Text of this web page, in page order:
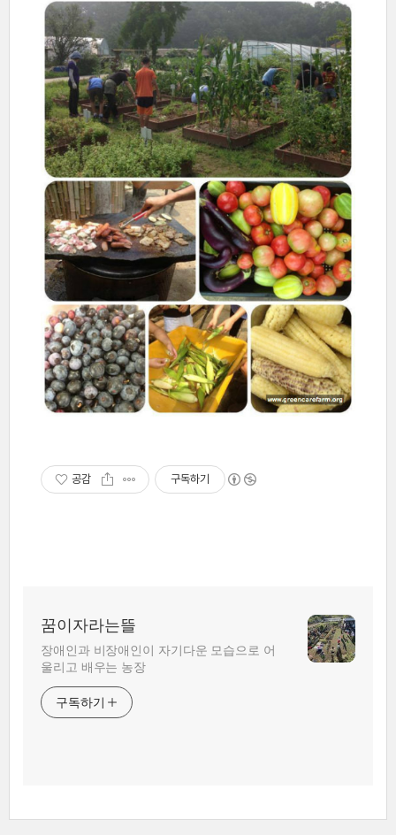
공감 구독하기
꿈이자라는뜰
장애인과 비장애인이 자기다운 모습으로 어
울리고 배우는 농장
구독하기